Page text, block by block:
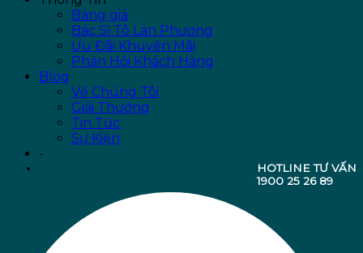
Bảng giá
Bác Sĩ Tô Lan Phương
Ưu Đãi Khuyến Mãi
Phản Hồi Khách Hàng
Blog
Về Chúng Tôi
Giải Thưởng
Tin Tức
Sự Kiện
-
HOTLINE TƯ VẤN
1900 25 26 89